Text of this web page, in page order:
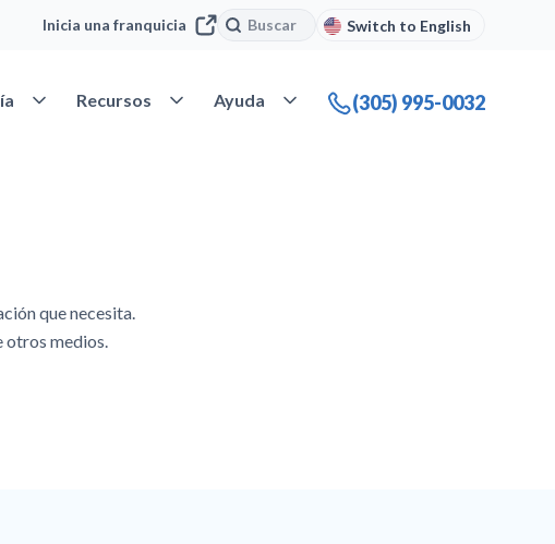
Inicia una franquicia Buscar
Buscar Switch to English
Abrir Nuestra compañía
Recursos Abrir Recursos
Ayuda Abrir Ayuda(305) 995-0032
que necesita.
otros medios.